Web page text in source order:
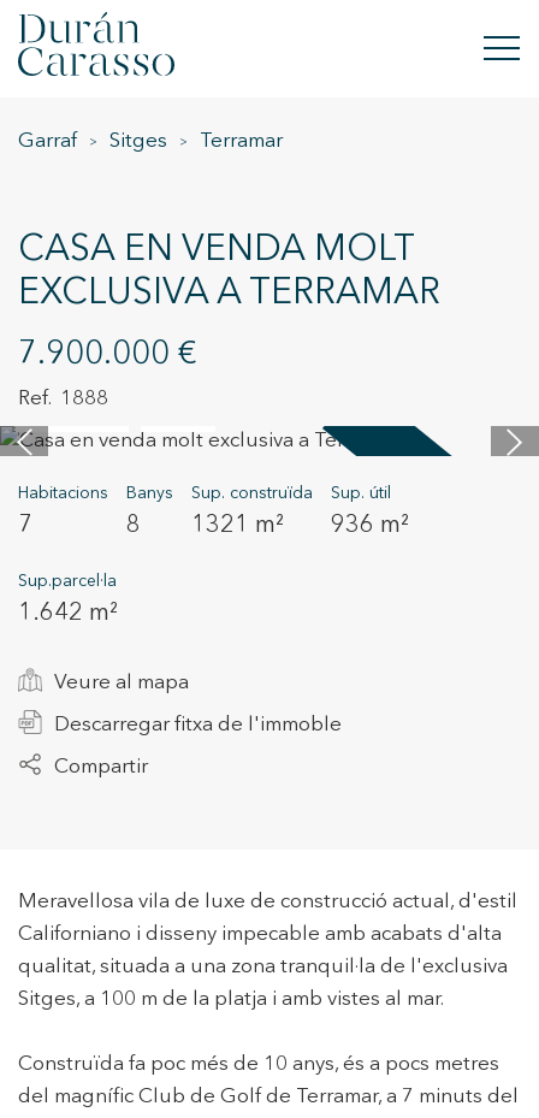
COMPRAR
VENDRE
INVERSIONS
GRUP DC
CONTACTE
Garraf Sitges Terramar
CASA EN VENDA MOLT
EXCLUSIVA A TERRAMAR
7.900.000 €
1888
Habitacions
7
Banys
8
Sup. construïda
1321 m²
Sup. útil
936 m²
Sup.parcel·la
1.642 m²
Veure al mapa
Descarregar fitxa de l'immoble
Compartir
Meravellosa vila de luxe de construcció actual, d'estil
Californiano i disseny impecable amb acabats d'alta
qualitat, situada a una zona tranquil·la de l'exclusiva
Sitges, a 100 m de la platja i amb vistes al mar.
Construïda fa poc més de 10 anys, és a pocs metres
del magnífic Club de Golf de Terramar, a 7 minuts del